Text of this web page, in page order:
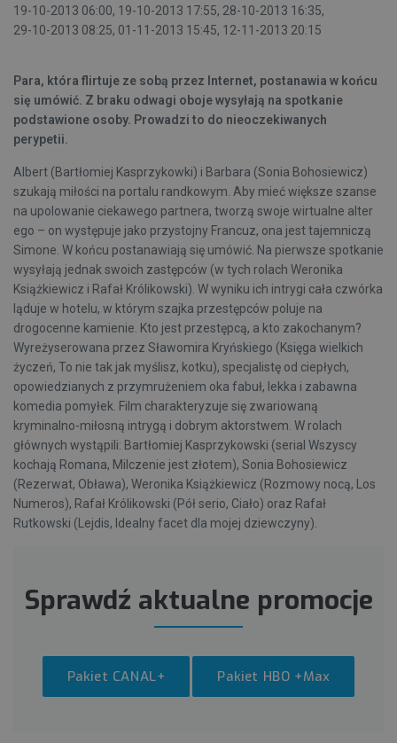
19-10-2013 06:00, 19-10-2013 17:55, 28-10-2013 16:35,
29-10-2013 08:25, 01-11-2013 15:45, 12-11-2013 20:15
Para, która flirtuje ze sobą przez Internet, postanawia w końcu
się umówić. Z braku odwagi oboje wysyłają na spotkanie
podstawione osoby. Prowadzi to do nieoczekiwanych
perypetii.
Albert (Bartłomiej Kasprzykowki) i Barbara (Sonia Bohosiewicz)
szukają miłości na portalu randkowym. Aby mieć większe szanse
na upolowanie ciekawego partnera, tworzą swoje wirtualne alter
ego – on występuje jako przystojny Francuz, ona jest tajemniczą
Simone. W końcu postanawiają się umówić. Na pierwsze spotkanie
wysyłają jednak swoich zastępców (w tych rolach Weronika
Książkiewicz i Rafał Królikowski). W wyniku ich intrygi cała czwórka
ląduje w hotelu, w którym szajka przestępców poluje na
drogocenne kamienie. Kto jest przestępcą, a kto zakochanym?
Wyreżyserowana przez Sławomira Kryńskiego (Księga wielkich
życzeń, To nie tak jak myślisz, kotku), specjalistę od ciepłych,
opowiedzianych z przymrużeniem oka fabuł, lekka i zabawna
komedia pomyłek. Film charakteryzuje się zwariowaną
kryminalno-miłosną intrygą i dobrym aktorstwem. W rolach
głównych wystąpili: Bartłomiej Kasprzykowski (serial Wszyscy
kochają Romana, Milczenie jest złotem), Sonia Bohosiewicz
(Rezerwat, Obława), Weronika Książkiewicz (Rozmowy nocą, Los
Numeros), Rafał Królikowski (Pół serio, Ciało) oraz Rafał
Rutkowski (Lejdis, Idealny facet dla mojej dziewczyny).
Sprawdź aktualne promocje
Pakiet CANAL+ Pakiet HBO +Max